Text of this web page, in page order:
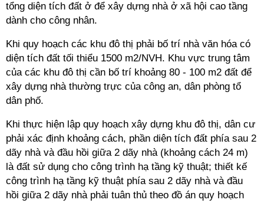
tổng diện tích đất ở để xây dựng nhà ở xã hội cao tầng
dành cho công nhân.
Khi quy hoạch các khu đô thị phải bố trí nhà văn hóa có
diện tích đất tối thiểu 1500 m2/NVH. Khu vực trung tâm
của các khu đô thị cần bố trí khoảng 80 - 100 m2 đất để
xây dựng nhà thường trực của công an, dân phòng tổ
dân phố.
Khi thực hiện lập quy hoạch xây dựng khu đô thị, dân cư
phải xác định khoảng cách, phần diện tích đất phía sau 2
dãy nhà và đầu hồi giữa 2 dãy nhà (khoảng cách 24 m)
là đất sử dụng cho công trình hạ tầng kỹ thuật; thiết kế
công trình hạ tầng kỹ thuật phía sau 2 dãy nhà và đầu
hồi giữa 2 dãy nhà phải tuân thủ theo đồ án quy hoạch